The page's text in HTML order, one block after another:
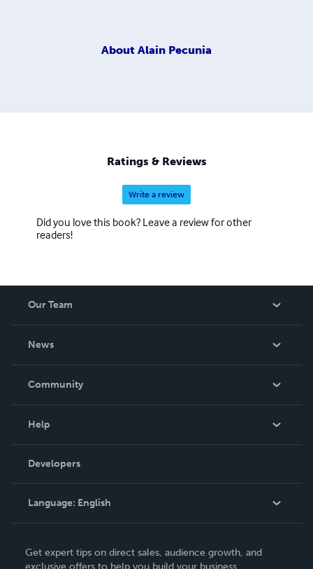
About Alain Pecunia
Ratings & Reviews
Write a review
Did you love this book? Leave a review for other
readers!
Our Team
News
In The News
Community
Podcast
Help
Order Lookup
Knowledge Base
Contact Support
Developers
Language: English
Deutsch
Get expert tips on direct sales, audience growth, and